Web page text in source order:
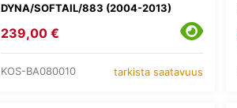
DYNA/SOFTAIL/883 (2004-2013)
239,00 €
KOS-BA080010 tarkista saatavuus